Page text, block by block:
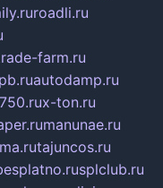
roadli.ru
farm.ru
autodamp.ru
x-ton.ru
manunae.ru
tajuncos.ru
splclub.ru